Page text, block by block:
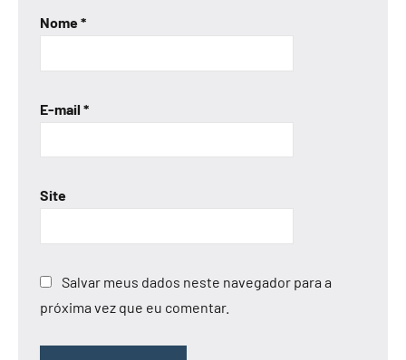
Nome*
E-mail *
Site
Salvar meus dados neste navegador para a
próxima vez que eu comentar.